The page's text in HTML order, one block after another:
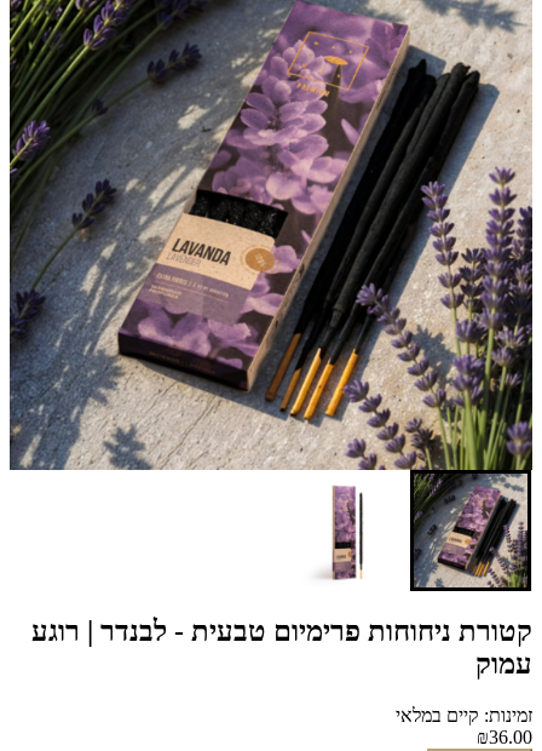
קטורת ניחוחות פרימיום טבעית - לבנדר | רוגע
עמוק
זמינות: קיים במלאי
₪36.00